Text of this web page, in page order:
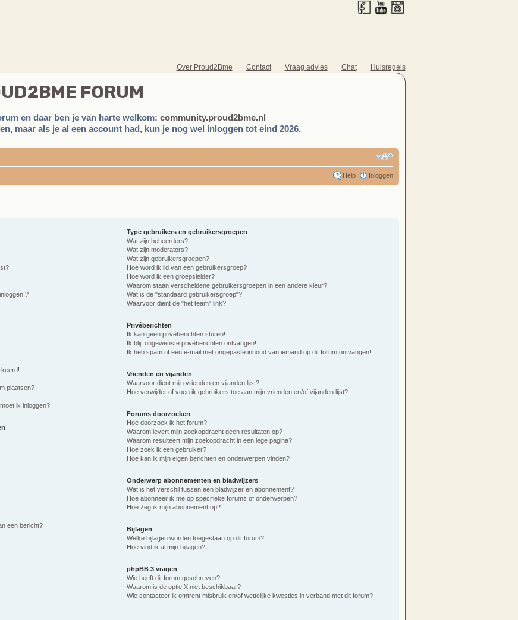
Over Proud2Bme Contact Vraag advies Chat Huisregels
FORUM
en daar ben je van harte welkom: community.proud2bme.nl
maar als je al een account had, kun je nog wel inloggen tot eind 2026.
Help Inloggen
plaatsen?
ik inloggen?
een bericht?
Type gebruikers en gebruikersgroepen
Wat zijn beheerders?
Wat zijn moderators?
Wat zijn gebruikersgroepen?
Hoe word ik lid van een gebruikersgroep?
Hoe word ik een groepsleider?
Waarom staan verscheidene gebruikersgroepen in een andere kleur?
Wat is de "standaard gebruikersgroep"?
Waarvoor dient de "het team" link?
Privéberichten
Ik kan geen privéberichten sturen!
Ik blijf ongewenste privéberichten ontvangen!
Ik heb spam of een e-mail met ongepaste inhoud van iemand op dit forum ontvangen!
Vrienden en vijanden
Waarvoor dient mijn vrienden en vijanden lijst?
Hoe verwijder of voeg ik gebruikers toe aan mijn vrienden en/of vijanden lijst?
Forums doorzoeken
Hoe doorzoek ik het forum?
Waarom levert mijn zoekopdracht geen resultaten op?
Waarom resulteert mijn zoekopdracht in een lege pagina?
Hoe zoek ik een gebruiker?
Hoe kan ik mijn eigen berichten en onderwerpen vinden?
Onderwerp abonnementen en bladwijzers
Wat is het verschil tussen een bladwijzer en abonnement?
Hoe abonneer ik me op specifieke forums of onderwerpen?
Hoe zeg ik mijn abonnement op?
Bijlagen
Welke bijlagen worden toegestaan op dit forum?
Hoe vind ik al mijn bijlagen?
phpBB 3 vragen
Wie heeft dit forum geschreven?
Waarom is de optie X niet beschikbaar?
Wie contacteer ik omtrent misbruik en/of wettelijke kwesties in verband met dit forum?